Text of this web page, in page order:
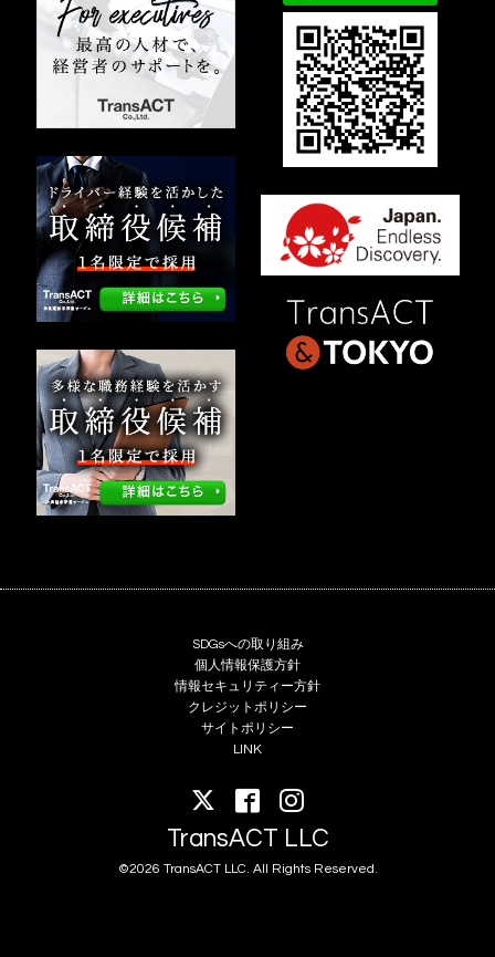
SDGsへの取り組み
個人情報保護方針
情報セキュリティー方針
クレジットポリシー
サイトポリシー
LINK
TransACT LLC
©2026 TransACT LLC. All Rights Reserved.